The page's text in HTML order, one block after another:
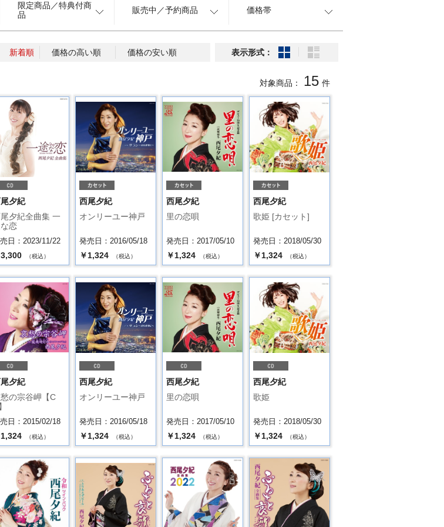
限定商品／特典付商
品
販売中／予約商品 価格帯
新着順 価格の高い順 価格の安い順 表示形式：
対象商品： 15 件
夕紀
夕紀全曲集 一
恋
日：2023/11/22
3,300 （税込）
西尾夕紀
オンリーユー神戸
発売日：2016/05/18
￥1,324 （税込）
西尾夕紀
里の恋唄
発売日：2017/05/10
￥1,324 （税込）
西尾夕紀
歌姫 [カセット]
発売日：2018/05/30
￥1,324 （税込）
夕紀
の宗谷岬【C
日：2015/02/18
1,324 （税込）
西尾夕紀
オンリーユー神戸
発売日：2016/05/18
￥1,324 （税込）
西尾夕紀
里の恋唄
発売日：2017/05/10
￥1,324 （税込）
西尾夕紀
歌姫
発売日：2018/05/30
￥1,324 （税込）